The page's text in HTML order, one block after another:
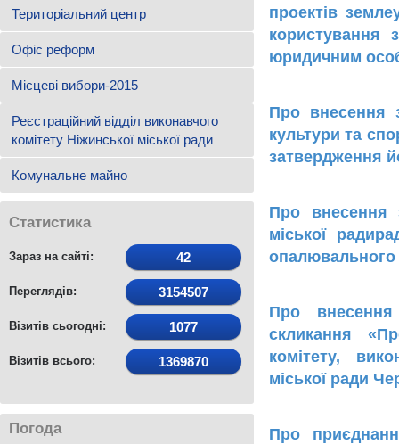
Територіальний центр
Офіс реформ
Місцеві вибори-2015
Реєстраційний відділ виконавчого
комітету Ніжинської міської ради
Комунальне майно
Статистика
Зараз на сайті: 42
Переглядів: 3154507
Візитів сьогодні: 1077
Візитів всього: 1369870
Погода
проектів
користування
юридичним
Про внесення
культури та
затвердження
Про внесення
міської
опалювального
Про
скликання
комітету,
міської ради
Про